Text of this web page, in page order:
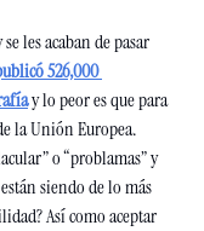
les acaban de pasar
526,000
y lo peor es que para
o “problamas” y
siendo de lo más
Así como aceptar